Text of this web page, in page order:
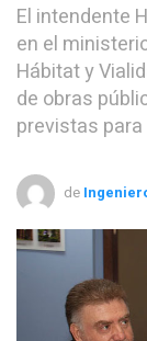
El intendente
en el
Hábitat y
de obras
previstas
de